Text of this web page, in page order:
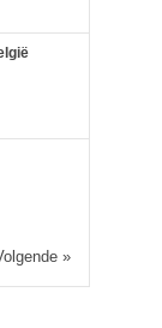
»